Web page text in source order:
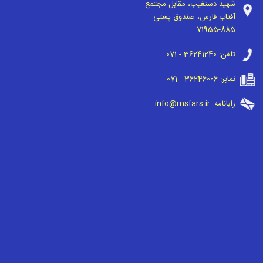
شهید دستغیب، مقابل مجتمع
آفتاب فارس، صندوق پستی:
71955-885
تلفن: 071 - 36241240
نمابر:071 - 36246006
رایانامه:info@msfars.ir